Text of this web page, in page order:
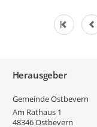
Herausgeber
Gemeinde Ostbevern
Am Rathaus 1
48346Ostbevern